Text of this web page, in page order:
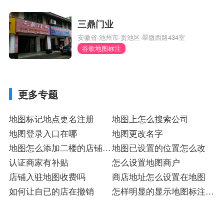
三鼎门业
安徽省-池州市-贵池区-翠微西路434室
谷歌地图标注
更多专题
地图标记地点更名注册
地图上怎么搜索公司
地图登录入口在哪
地图更改名字
地图怎么添加二楼的店铺位
置
地图已设置的位置怎么改
认证商家有补贴
怎么设置地图商户
店铺入驻地图收费吗
商店地址怎么设置在地图
如何让自已的店在撤销
怎样明显的显示地图标注入